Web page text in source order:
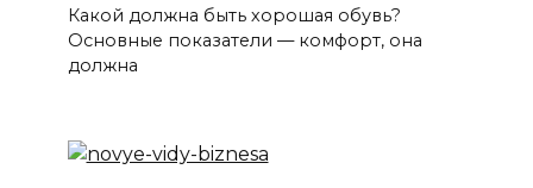
Какой должна быть хорошая обувь?
Основные показатели — комфорт, она
должна